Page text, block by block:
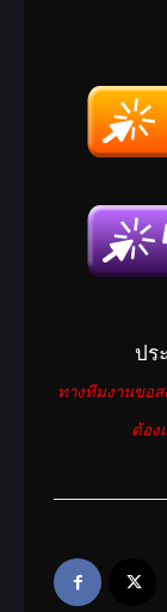
ปร
ทางทีมงานขอส
ต้อง